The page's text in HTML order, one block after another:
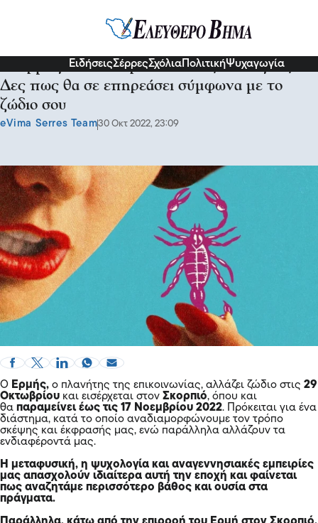
ΕιδήσειςΣέρρεςΣχόλια ΠολιτικήΨυχαγωγία
Ο Ερμής στον Σκορπιό από 29/10 έως 17/11:
Δες πως θα σε επηρεάσει σύμφωνα με το
ζώδιο σου
eVima Serres Team30 Οκτ 2022, 23:09
Ο Ερμής, o πλανήτης της επικοινωνίας, αλλάζει ζώδιο στις 29
Οκτωβρίου και εισέρχεται στον Σκορπιό, όπου και
θα παραμείνει έως τις 17 Νοεμβρίου 2022. Πρόκειται για ένα
διάστημα, κατά το οποίο αναδιαμορφώνουμε τον τρόπο
σκέψης και έκφρασής μας, ενώ παράλληλα αλλάζουν τα
ενδιαφέροντά μας.
Η μεταφυσική, η ψυχολογία και αναγεννησιακές εμπειρίες
μας απασχολούν ιδιαίτερα αυτή την εποχή και φαίνεται
πως αναζητάμε περισσότερο βάθος και ουσία στα
πράγματα.